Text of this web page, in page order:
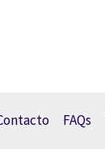
FAQs